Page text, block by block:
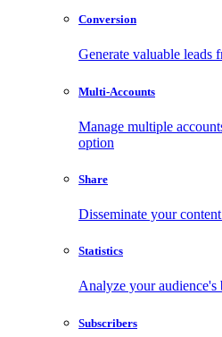
Conversion
Generate valuable leads
Multi-Accounts
Manage multiple
option
Share
Disseminate your
Statistics
Analyze your audience's
Subscribers